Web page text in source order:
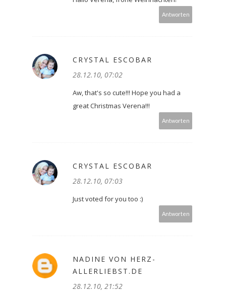
Antworten
CRYSTAL ESCOBAR
28.12.10, 07:02
Aw, that's so cute!!! Hope you had a
great Christmas Verena!!!
Antworten
CRYSTAL ESCOBAR
28.12.10, 07:03
Just voted for you too :)
Antworten
NADINE VON HERZ-
ALLERLIEBST.DE
28.12.10, 21:52